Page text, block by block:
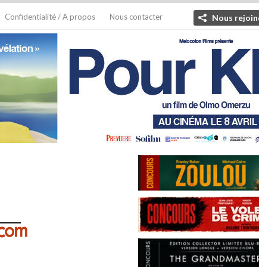
Confidentialité / A propos Nous contacter Nous